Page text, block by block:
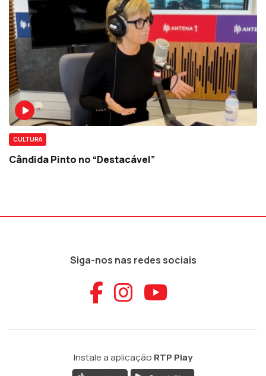
CULTURA
Cândida Pinto no “Destacável”
Siga-nos nas redes sociais
Aceder ao
Aceder ao
Aceder
Instale a aplicação RTP Play